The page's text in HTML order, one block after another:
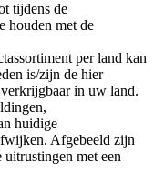
tijdens de
houden met de
per land kan
is/zijn de hier
in uw land.
huidige
Afgebeeld zijn
uitrustingen met een